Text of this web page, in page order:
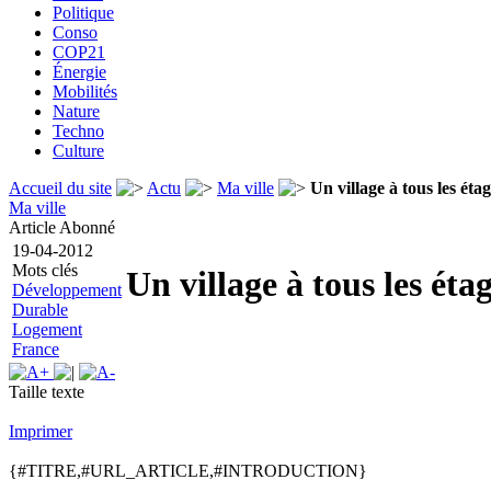
Politique
Conso
COP21
Énergie
Mobilités
Nature
Techno
Culture
Accueil du site
Actu Ma ville
Un village à tous les
Ma ville
Article Abonné
19-04-2012
Mots clés
Développement
Durable
Logement
France
Un village à tous les
Taille texte
Imprimer
{#TITRE,#URL_ARTICLE,#INTRODUCTION}